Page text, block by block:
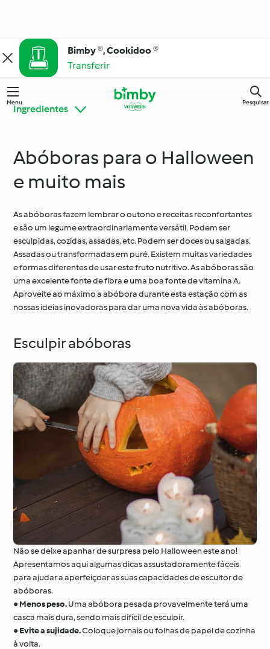
Bimby ®, Cookidoo ®
Transferir
Menu Pesquisar
Ingredientes
Conheça o Cookidoo®
Bimby® Dicas e
Truques
Ingredientes
dias
Dietas e tendências
Ocasiões especiais e
estações
À volta do mundo com
Aprenda com o
Abóboras para o Halloween
e muito mais
As abóboras fazem lembrar o outono e receitas reconfortantes
e são um legume extraordinariamente versátil. Podem ser
esculpidas, cozidas, assadas, etc. Podem ser doces ou salgadas.
Assadas ou transformadas em puré. Existem muitas variedades
e formas diferentes de usar este fruto nutritivo. As abóboras são
uma excelente fonte de fibra e uma boa fonte de vitamina A.
Aproveite ao máximo a abóbora durante esta estação com as
nossas ideias inovadoras para dar uma nova vida às abóboras.
Esculpir abóboras
Não se deixe apanhar de surpresa pelo Halloween este ano!
Apresentamos aqui algumas dicas assustadoramente fáceis
para ajudar a aperfeiçoar as suas capacidades de escultor de
abóboras.
●Menos peso.Uma abóbora pesada provavelmente terá uma
casca mais dura, sendo mais difícil de esculpir.
●Evite a sujidade.Coloque jornais ou folhas de papel de cozinha
à volta.